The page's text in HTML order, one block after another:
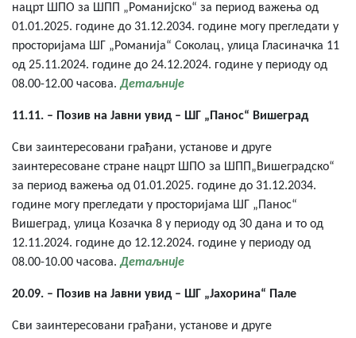
нацрт ШПО за ШПП „Романијско“ за период важења од
01.01.2025. године до 31.12.2034. године могу прегледати у
просторијама ШГ „Романија“ Соколац, улица Гласиначка 11
од 25.11.2024. године до 24.12.2024. године у периоду од
08.00-12.00 часова. Детаљније
11.11. – Позив на Јавни увид – ШГ „Панос“ Вишеград
Сви заинтересовани грађани, установе и друге
заинтересоване стране нацрт ШПО за ШПП„Вишеградско“
за период важења од 01.01.2025. године до 31.12.2034.
године могу прегледати у просторијама ШГ „Панос“
Вишеград, улица Козачка 8 у периоду од 30 дана и то од
12.11.2024. године до 12.12.2024. године у периоду од
08.00-10.00 часова. Детаљније
20.09. – Позив на Јавни увид – ШГ „Јахорина“ Пале
Сви заинтересовани грађани, установе и друге